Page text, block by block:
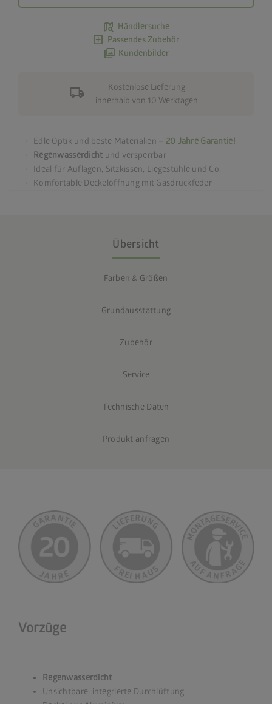
map_search Händlersuche
add_box Passendes Zubehör
photo_library Kundenbilder
local_shipping
Kostenlose Lieferung
innerhalb von 10 Werktagen
Edle Optik und beste Materialien – 20 Jahre Garantie!
Regenwasserdicht und versperrbar
Ideal für Auflagen, Sitzkissen, Liegestühle und Co.
Komfortable Deckelöffnung mit Gasdruckfeder
Übersicht
Farben & Größen
Grundausstattung
Zubehör
Service
Technische Daten
Produkt anfragen
Vorzüge
Regenwasserdicht
Unsichtbare, integrierte Durchlüftung